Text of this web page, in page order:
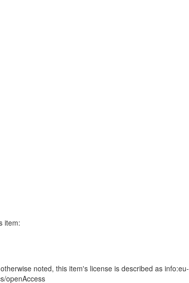
item:
noted, this item's license is described as info:eu-
openAccess